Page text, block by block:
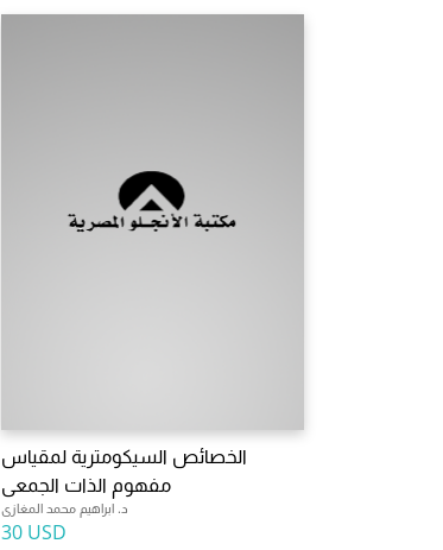
الخصائص السيكومترية لمقياس
مفهوم الذات الجمعى
د. ابراهيم محمد المغازى
30 USD